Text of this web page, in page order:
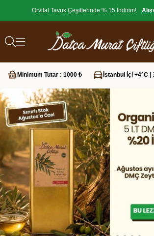
Orvital Tavuk Çeşitlerinde % 15 İndirim!
Minimum Tutar : 1000 ₺ İstanbul İçi +4°C